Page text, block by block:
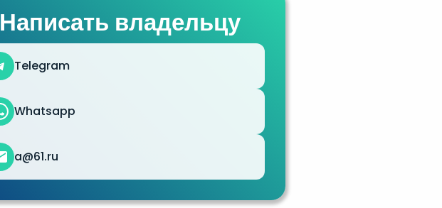
Написать владельцу
Telegram
Whatsapp
a@61.ru